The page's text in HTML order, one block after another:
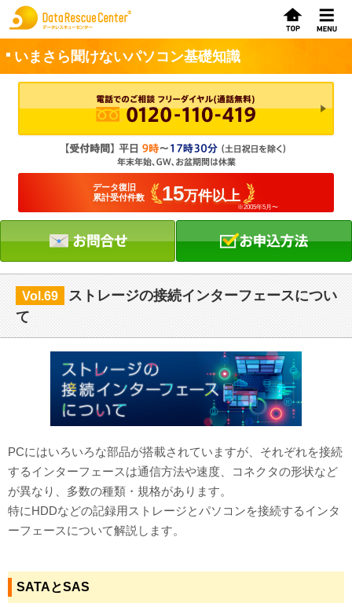
いまさら聞けないパソコン基礎知識
データ復旧
累計受付件数
15万件以上
※2005年5月〜
Vol.69
ストレージの接続インターフェースについ
て
PCにはいろいろな部品が搭載されていますが、それぞれを接続
するインターフェースは通信方法や速度、コネクタの形状など
が異なり、多数の種類・規格があります。
特にHDDなどの記録用ストレージとパソコンを接続するインタ
ーフェースについて解説します。
SATAとSAS
お申込方法
お問合せ
初めてのお客さまへ
サービスの流れ
データレスキューセンターの特徴
データ復旧料金
対応メディア
よくあるご質問
データ復旧特集
データ復旧のウソ？ホント？
プライバシーマーク認定
特定商取引法に基づく表記